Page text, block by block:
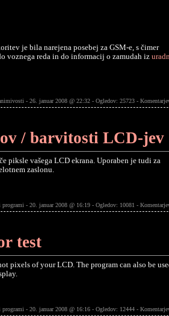
je bila narejena posebej za GSM-e, s čimer
voznega reda in do informacij o zamudah iz
- 26. januar 2008 @ 22:32 - Ogledov: 25723 -
/ barvitosti LCD-jev
piksle vašega LCD ekrana. Uporaben je tudi za
zaslonu.
- 20. januar 2008 @ 16:19 - Ogledov: 10081 -
test
pixels of your LCD. The program can also be
- 20. januar 2008 @ 16:16 - Ogledov: 12444 -